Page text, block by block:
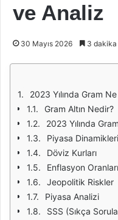
ve Analiz
30 Mayıs 2026 3 dakika
2023 Yılında Gram
Gram Altın Nedir?
2023 Yılında
Piyasa Dinamikleri
Döviz Kurları
Enflasyon Oranları
Jeopolitik Riskler
Piyasa Analizi
SSS (Sıkça